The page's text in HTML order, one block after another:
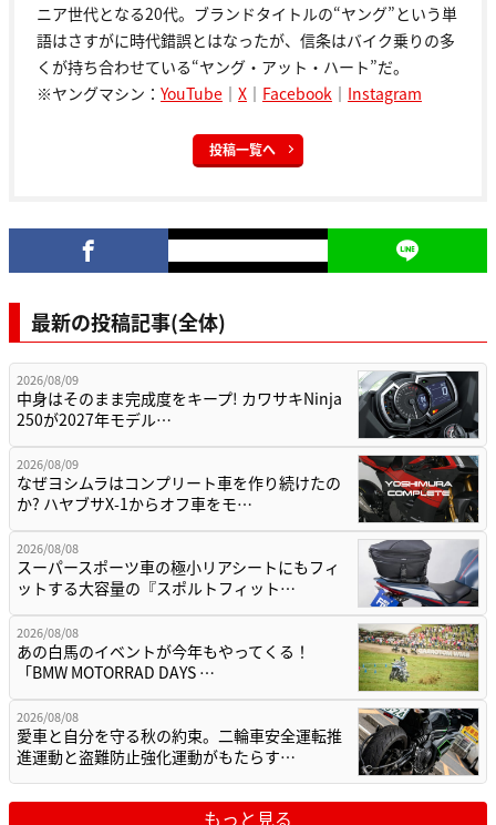
ニア世代となる20代。ブランドタイトルの“ヤング”という単
語はさすがに時代錯誤とはなったが、信条はバイク乗りの多
くが持ち合わせている“ヤング・アット・ハート”だ。
※ヤングマシン： YouTube ｜ X ｜ Facebook ｜ Instagram
投稿一覧へ
最新の投稿記事(全体)
2026/08/09
中身はそのまま完成度をキープ! カワサキNinja
250が2027年モデル…
2026/08/09
なぜヨシムラはコンプリート車を作り続けたの
か? ハヤブサX-1からオフ車をモ…
2026/08/08
スーパースポーツ車の極小リアシートにもフィ
ットする大容量の『スポルトフィット…
2026/08/08
あの白馬のイベントが今年もやってくる！
「BMW MOTORRAD DAYS …
2026/08/08
愛車と自分を守る秋の約束。二輪車安全運転推
進運動と盗難防止強化運動がもたらす…
もっと見る